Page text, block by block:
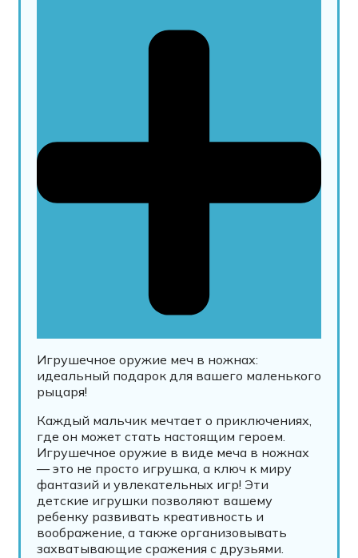
Игрушечное оружие меч в ножнах:
идеальный подарок для вашего маленького
рыцаря!
Каждый мальчик мечтает о приключениях,
где он может стать настоящим героем.
Игрушечное оружие в виде меча в ножнах
— это не просто игрушка, а ключ к миру
фантазий и увлекательных игр! Эти
детские игрушки позволяют вашему
ребенку развивать креативность и
воображение, а также организовывать
захватывающие сражения с друзьями.